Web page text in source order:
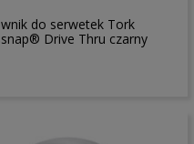
do serwetek Tork
Drive Thru czarny